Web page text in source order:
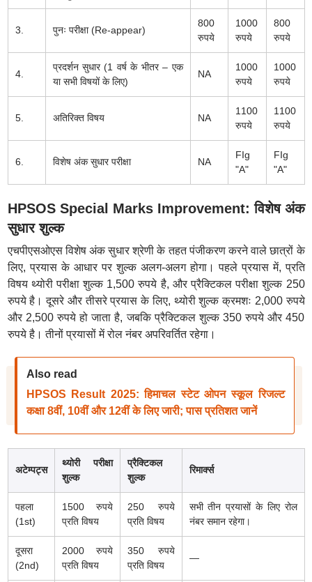
3. पुनः परीक्षा (Re-appear)
800
रुपये
1000
रुपये
800
रुपये
4.
प्रदर्शन सुधार (1 वर्ष के भीतर – एक
या सभी विषयों के लिए)
NA
1000
रुपये
1000
रुपये
5. अतिरिक्त विषय NA
1100
रुपये
1100
रुपये
6. विशेष अंक सुधार परीक्षा NA
FIg
"A"
FIg
"A"
HPSOS Special Marks Improvement: विशेष अंक
सुधार शुल्क
एचपीएसओएस विशेष अंक सुधार श्रेणी के तहत पंजीकरण करने वाले छात्रों के
लिए, प्रयास के आधार पर शुल्क अलग-अलग होगा। पहले प्रयास में, प्रति
विषय थ्योरी परीक्षा शुल्क 1,500 रुपये है, और प्रैक्टिकल परीक्षा शुल्क 250
रुपये है। दूसरे और तीसरे प्रयास के लिए, थ्योरी शुल्क क्रमशः 2,000 रुपये
और 2,500 रुपये हो जाता है, जबकि प्रैक्टिकल शुल्क 350 रुपये और 450
रुपये है। तीनों प्रयासों में रोल नंबर अपरिवर्तित रहेगा।
Also read
HPSOS Result 2025: हिमाचल स्टेट ओपन स्कूल रिजल्ट
कक्षा 8वीं, 10वीं और 12वीं के लिए जारी; पास प्रतिशत जानें
अटेम्पट्स
थ्योरी परीक्षा
शुल्क
प्रैक्टिकल
शुल्क
रिमार्क्स
पहला
(1st)
1500 रुपये
प्रति विषय
250 रुपये
प्रति विषय
सभी तीन प्रयासों के लिए रोल
नंबर समान रहेगा।
दूसरा
(2nd)
2000 रुपये
प्रति विषय
350 रुपये
प्रति विषय
—